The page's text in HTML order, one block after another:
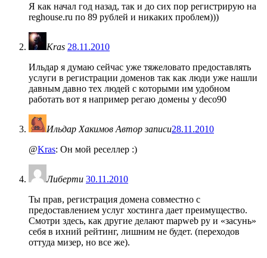
Я как начал год назад, так и до сих пор регистрирую на
reghouse.ru по 89 рублей и никаких проблем)))
Kras 28.11.2010
Ильдар я думаю сейчас уже тяжеловато предоставлять
услуги в регистрации доменов так как люди уже нашли
давным давно тех людей с которыми им удобном
работать вот я например регаю домены у deco90
Ильдар Хакимов Автор записи28.11.2010
@Kras: Он мой реселлер :)
Либерти 30.11.2010
Ты прав, регистрация домена совместно с
предоставлением услуг хостинга дает преимущество.
Смотри здесь, как другие делают mapweb ру и «засунь»
себя в ихний рейтинг, лишним не будет. (переходов
оттуда мизер, но все же).